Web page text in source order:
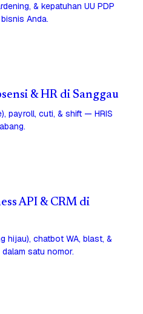
& kepatuhan UU PDP
Anda.
& HR di Sanggau
payroll, cuti, & shift — HRIS
API & CRM di
hijau), chatbot WA, blast, &
satu nomor.